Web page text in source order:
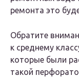
ремонта это
Обратите
к среднему
которые были
такой